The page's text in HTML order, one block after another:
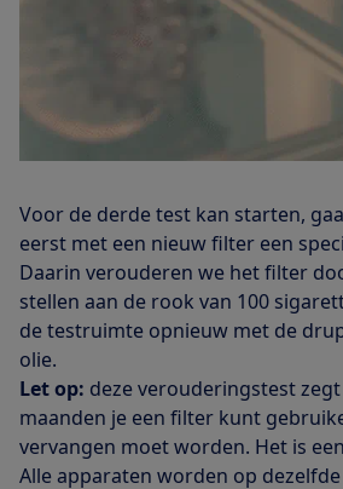
Voor de derde test kan starten,
eerst met een nieuw filter een
Daarin verouderen we het filter
stellen aan de rook van 100
de testruimte opnieuw met de
olie.
Let op: deze verouderingstest
maanden je een filter kunt
vervangen moet worden. Het is
Alle apparaten worden op